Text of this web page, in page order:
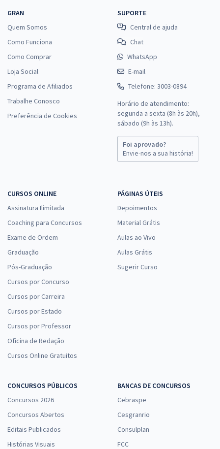
GRAN
Quem Somos
Como Funciona
Como Comprar
Loja Social
Programa de Afiliados
Trabalhe Conosco
Preferência de Cookies
SUPORTE
Central de ajuda
Chat
WhatsApp
E-mail
Telefone: 3003-0894
Horário de atendimento:
segunda a sexta (8h às 20h),
sábado (9h às 13h).
Foi aprovado?
Envie-nos a sua história!
CURSOS ONLINE
Assinatura Ilimitada
Coaching para Concursos
Exame de Ordem
Graduação
Pós-Graduação
Cursos por Concurso
Cursos por Carreira
Cursos por Estado
Cursos por Professor
Oficina de Redação
Cursos Online Gratuitos
PÁGINAS ÚTEIS
Depoimentos
Material Grátis
Aulas ao Vivo
Aulas Grátis
Sugerir Curso
CONCURSOS PÚBLICOS
Concursos 2026
Concursos Abertos
Editais Publicados
Histórias Visuais
BANCAS DE CONCURSOS
Cebraspe
Cesgranrio
Consulplan
FCC